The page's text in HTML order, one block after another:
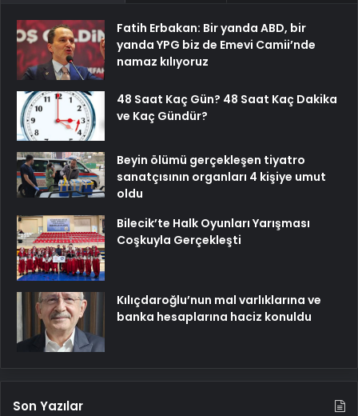
Fatih Erbakan: Bir yanda ABD, bir
yanda YPG biz de Emevi Camii’nde
namaz kılıyoruz
48 Saat Kaç Gün? 48 Saat Kaç Dakika
ve Kaç Gündür?
Beyin ölümü gerçekleşen tiyatro
sanatçısının organları 4 kişiye umut
oldu
Bilecik’te Halk Oyunları Yarışması
Coşkuyla Gerçekleşti
Kılıçdaroğlu’nun mal varlıklarına ve
banka hesaplarına haciz konuldu
Son Yazılar